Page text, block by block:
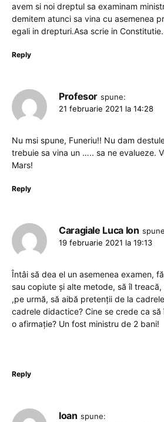
avem si noi dreptul sa examinam
demitem atunci sa vina cu asemenea
egali in drepturi.Asa scrie in Constitutie.
Reply
Profesor spune:
21 februarie 2021 la 14:28
Nu msi spune, Funeriu!! Nu dam
trebuie sa vina un ….. sa ne evalueze.
Mars!
Reply
Caragiale Luca Ion
19 februarie 2021 la 19:13
Întâi să dea el un asemenea examen,
sau copiute și alte metode, să îl
,pe urmă, să aibă pretenții de la
cadrele didactice? Cine se crede ca să
o afirmație? Un fost ministru de 2 bani!
Reply
Ioan spune: